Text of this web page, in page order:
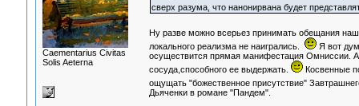
Сaementarius Civitas
Solis Aeterna
сверх разума, что нанонирвана будет
Ну разве можно всерьез принимать обещания
локального реализма не наигрались.
Я вот
осуществится прямая манифестация Омниссии. А
сосуда,способного ее выдержать.
Косвенные
ощущать "божественное присутствие"
Дьяченки в романе "Пандем".